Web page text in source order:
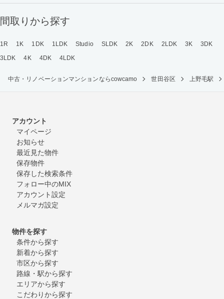
間取りから探す
1R 1K 1DK 1LDK Studio SLDK 2K 2DK 2LDK 3K
3DK
3LDK
4K 4DK 4LDK
中古・リノベーションマンションならcowcamo 世田谷区 上野毛駅
アカウント
マイページ
お知らせ
最近見た物件
保存物件
保存した検索条件
フォロー中のMIX
アカウント設定
メルマガ設定
物件を探す
条件から探す
新着から探す
市区から探す
路線・駅から探す
エリアから探す
こだわりから探す